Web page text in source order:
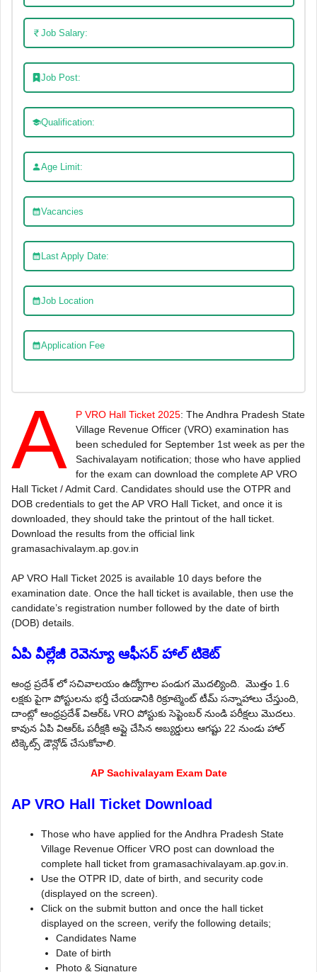
Job Salary:
Job Post:
Qualification:
Age Limit:
Vacancies
Last Apply Date:
Job Location
Application Fee
A P VRO Hall Ticket 2025: The Andhra Pradesh State
Village Revenue Officer (VRO) examination has
been scheduled for September 1st week as per the
Sachivalayam notification; those who have applied
for the exam can download the complete AP VRO
Hall Ticket / Admit Card. Candidates should use the OTPR and
DOB credentials to get the AP VRO Hall Ticket, and once it is
downloaded, they should take the printout of the hall ticket.
Download the results from the official link
gramasachivalaym.ap.gov.in
AP VRO Hall Ticket 2025 is available 10 days before the
examination date. Once the hall ticket is available, then use the
candidate’s registration number followed by the date of birth
(DOB) details.
ఏ‌పి వీల్లేజీ రెవెన్యూ ఆఫీసర్ హాల్ టికెట్
ఆంధ్ర ప్రదేశ్ లో సచివాలయం ఉద్యోగాల పండుగ మొదల్యింది. మొత్తం 1.6
లక్షకు పైగా పోస్టులను భర్తీ చేయడానికి రిక్రూట్మెంట్ టీమ్ సన్నాహాలు చేస్తుంది,
దాంట్లో ఆంధ్రప్రదేశ్ వి‌ఆర్‌ఓ VRO పోస్టుకు సెప్టెంబర్ నుండి పరీక్షలు మొదలు.
కావున ఏ‌పి వి‌ఆర్‌ఓ పరీక్షకి అప్లై చేసిన అబ్యర్డులు ఆగష్టు 22 నుండు హాల్
టిక్కెట్స్ డౌన్లోడ్ చేసుకోవాలి.
AP Sachivalayam Exam Date
AP VRO Hall Ticket Download
Those who have applied for the Andhra Pradesh State
Village Revenue Officer VRO post can download the
complete hall ticket from gramasachivalayam.ap.gov.in.
Use the OTPR ID, date of birth, and security code
(displayed on the screen).
Click on the submit button and once the hall ticket
displayed on the screen, verify the following details;
Candidates Name
Date of birth
Photo & Signature